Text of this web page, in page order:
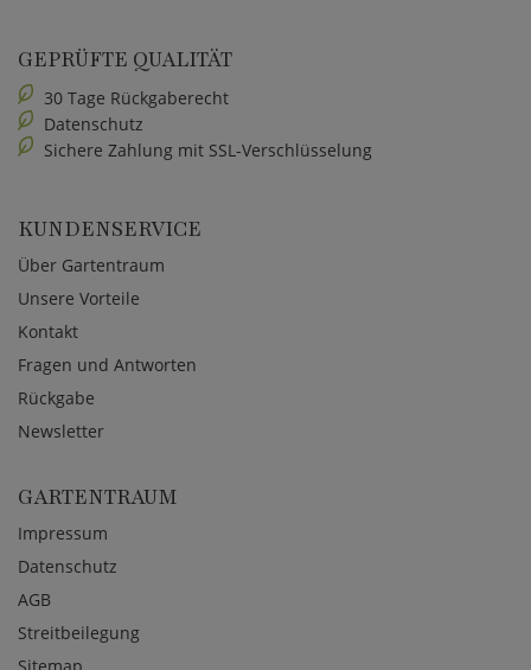
GEPRÜFTE QUALITÄT
30 Tage Rückgaberecht
Datenschutz
Sichere Zahlung mit SSL-Verschlüsselung
KUNDENSERVICE
Über Gartentraum
Unsere Vorteile
Kontakt
Fragen und Antworten
Rückgabe
Newsletter
GARTENTRAUM
Impressum
Datenschutz
AGB
Streitbeilegung
Sitemap